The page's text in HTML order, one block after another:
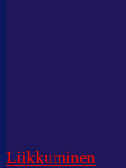
Liikkuminen